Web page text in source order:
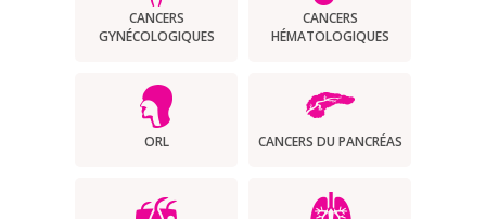
CANCERS
GYNÉCOLOGIQUES
CANCERS
HÉMATOLOGIQUES
ORL CANCERS DU PANCRÉAS